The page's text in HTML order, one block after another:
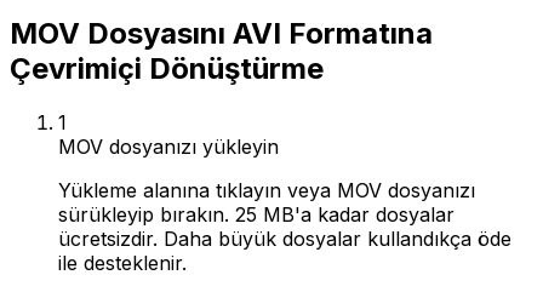
MOV Dosyasını AVI Formatına
Çevrimiçi Dönüştürme
1
MOV dosyanızı yükleyin
Yükleme alanına tıklayın veya MOV dosyanızı
sürükleyip bırakın. 25 MB'a kadar dosyalar
ücretsizdir. Daha büyük dosyalar kullandıkça öde
ile desteklenir.